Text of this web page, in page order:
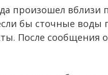
произошел вблизи
бы сточные воды
После сообщения